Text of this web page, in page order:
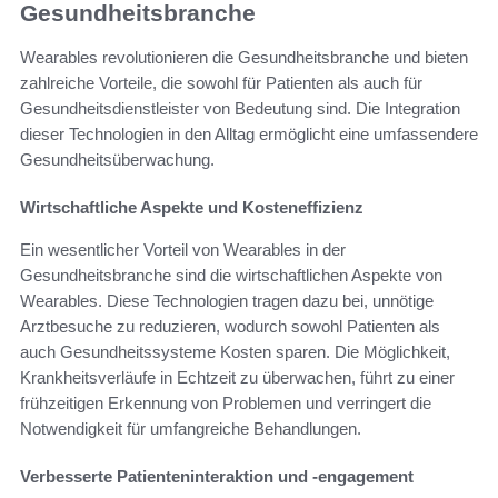
Gesundheitsbranche
Wearables revolutionieren die Gesundheitsbranche und bieten
zahlreiche Vorteile, die sowohl für Patienten als auch für
Gesundheitsdienstleister von Bedeutung sind. Die Integration
dieser Technologien in den Alltag ermöglicht eine umfassendere
Gesundheitsüberwachung.
Wirtschaftliche Aspekte und Kosteneffizienz
Ein wesentlicher Vorteil von Wearables in der
Gesundheitsbranche sind die wirtschaftlichen Aspekte von
Wearables. Diese Technologien tragen dazu bei, unnötige
Arztbesuche zu reduzieren, wodurch sowohl Patienten als
auch Gesundheitssysteme Kosten sparen. Die Möglichkeit,
Krankheitsverläufe in Echtzeit zu überwachen, führt zu einer
frühzeitigen Erkennung von Problemen und verringert die
Notwendigkeit für umfangreiche Behandlungen.
Verbesserte Patienteninteraktion und -engagement